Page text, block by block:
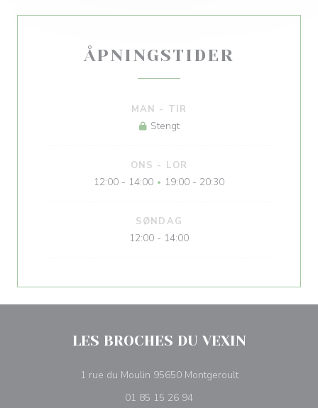
ÅPNINGSTIDER
MAN - TIR
Stengt
ONS - LOR
12:00 - 14:00 • 19:00 - 20:30
SØNDAG
12:00 - 14:00
LES BROCHES DU VEXIN
1 rue du Moulin 95650 Montgeroult((åpner i et nytt
01 85 15 26 94